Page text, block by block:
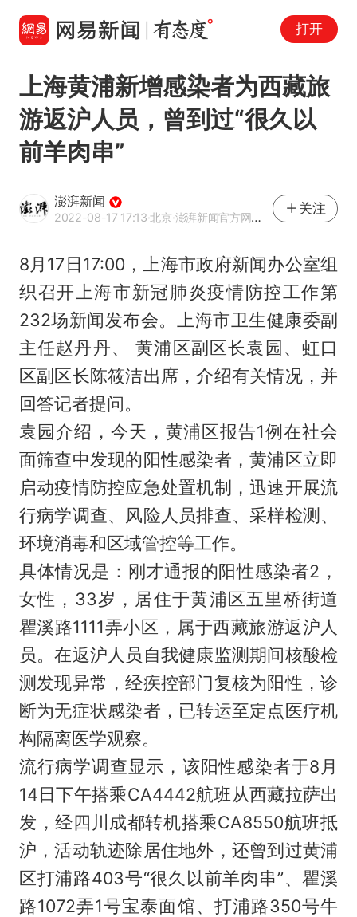
打开
上海黄浦新增感染者为西藏旅
游返沪人员，曾到过“很久以
前羊肉串”
澎湃新闻
2022-08-17 17:13·北京·澎湃新闻官方网易号
关注
8月17日17:00，上海市政府新闻办公室组
织召开上海市新冠肺炎疫情防控工作第
232场新闻发布会。上海市卫生健康委副
主任赵丹丹、 黄浦区副区长袁园、虹口
区副区长陈筱洁出席，介绍有关情况，并
回答记者提问。
袁园介绍，今天，黄浦区报告1例在社会
面筛查中发现的阳性感染者，黄浦区立即
启动疫情防控应急处置机制，迅速开展流
行病学调查、风险人员排查、采样检测、
环境消毒和区域管控等工作。
具体情况是：刚才通报的阳性感染者2，
女性，33岁，居住于黄浦区五里桥街道
瞿溪路1111弄小区，属于西藏旅游返沪人
员。在返沪人员自我健康监测期间核酸检
测发现异常，经疾控部门复核为阳性，诊
断为无症状感染者，已转运至定点医疗机
构隔离医学观察。
流行病学调查显示，该阳性感染者于8月
14日下午搭乘CA4442航班从西藏拉萨出
发，经四川成都转机搭乘CA8550航班抵
沪，活动轨迹除居住地外，还曾到过黄浦
区打浦路403号“很久以前羊肉串”、瞿溪
路1072弄1号宝泰面馆、打浦路350号牛